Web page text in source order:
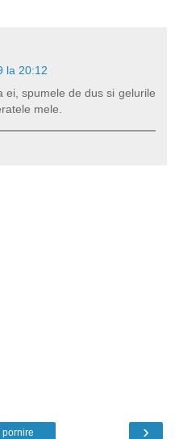
la 20:12
ei, spumele de dus si gelurile
mele.
›
pornire